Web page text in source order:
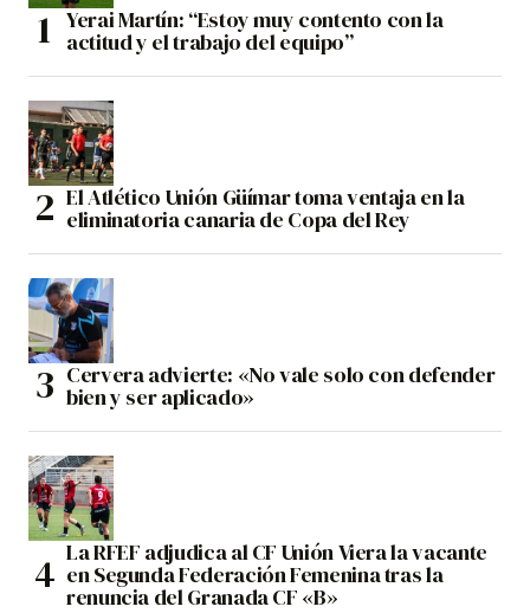
Yerai Martín: “Estoy muy contento con la
actitud y el trabajo del equipo”
El Atlético Unión Güímar toma ventaja en la
eliminatoria canaria de Copa del Rey
Cervera advierte: «No vale solo con defender
bien y ser aplicado»
La RFEF adjudica al CF Unión Viera la vacante
en Segunda Federación Femenina tras la
renuncia del Granada CF «B»